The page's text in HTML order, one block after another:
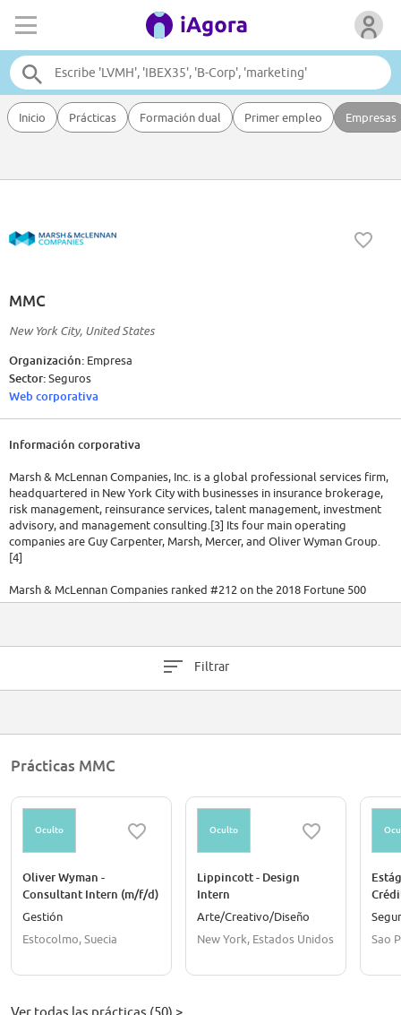
Inicio Prácticas Formación dual Primer empleo Empresas
MMC
New York City, United States
Organización: Empresa
Sector:Seguros
Web corporativa
Información corporativa
Marsh & McLennan Companies, Inc. is a global professional services firm,
headquartered in New York City with businesses in insurance brokerage,
risk management, reinsurance services, talent management, investment
advisory, and management consulting.[3] Its four main operating
companies are Guy Carpenter, Marsh, Mercer, and Oliver Wyman Group.
[4]
Marsh & McLennan Companies ranked #212 on the 2018 Fortune 500
ranking, the company's 24th year on the annual Fortune list,[5] and #458
Business Insurance's ranking of the world's largest insurance brokers.
Filtrar
Prácticas MMC
Oculto
Oliver Wyman -
Consultant Intern (m/f/d)
2026/2027 - Stockholm
Gestión
Estocolmo, Suecia
Oculto
Lippincott - Design
Intern
Arte/Creativo/Diseño
New York, Estados Unidos
Sao
Ver todas las prácticas (50) >